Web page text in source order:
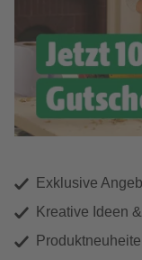
Exklusive
Kreative Ideen